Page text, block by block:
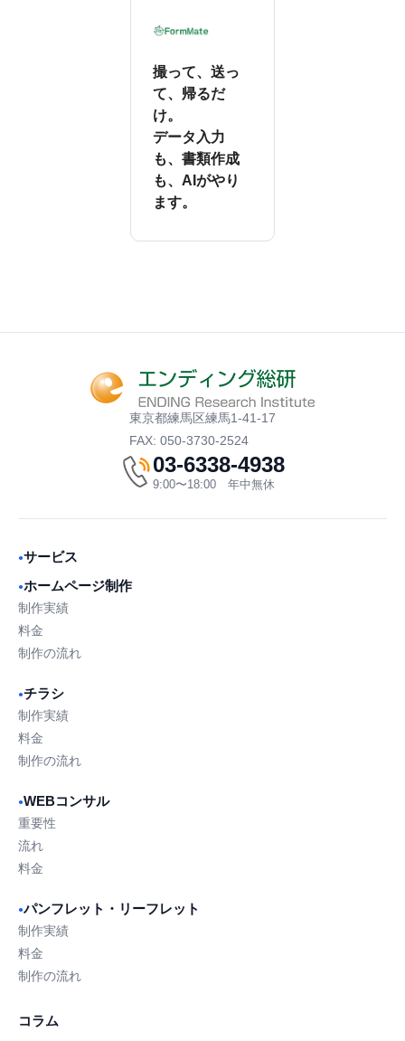
撮って、送っ
て、帰るだ
け。
データ入力
も、書類作成
も、AIがやり
ます。
東京都練馬区練馬1-41-17
FAX: 050-3730-2524
03-6338-4938
9:00〜18:00 年中無休
●サービス
●ホームページ制作
制作実績
料金
制作の流れ
●チラシ
制作実績
料金
制作の流れ
●WEBコンサル
重要性
流れ
料金
●パンフレット・リーフレット
制作実績
料金
制作の流れ
コラム